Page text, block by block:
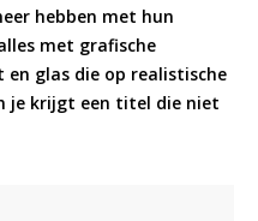
hebben met hun
met grafische
glas die op realistische
je krijgt een titel die niet